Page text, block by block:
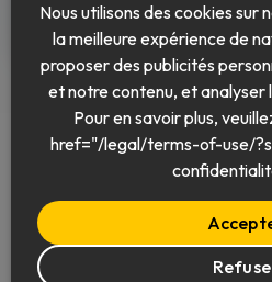
Nous utilisons des cookies sur
la meilleure expérience de
proposer des publicités
et notre contenu, et analyser
Pour en savoir plus,
href="/legal/terms-of-use/